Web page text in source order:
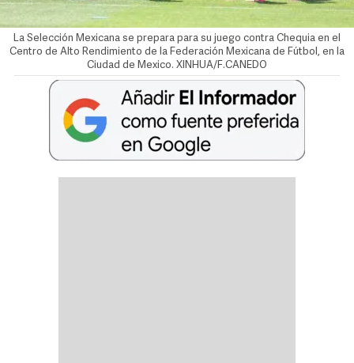
La Selección Mexicana se prepara para su juego contra Chequia en el
Centro de Alto Rendimiento de la Federación Mexicana de Fútbol, en la
Ciudad de Mexico. XINHUA/F.CANEDO